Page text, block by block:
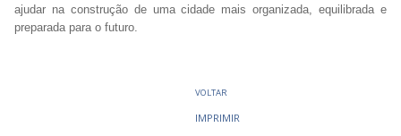
ajudar na construção de uma cidade mais organizada, equilibrada e
preparada para o futuro.
VOLTAR
IMPRIMIR